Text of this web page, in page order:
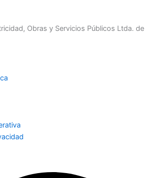
Obras y Servicios Públicos Ltda. de